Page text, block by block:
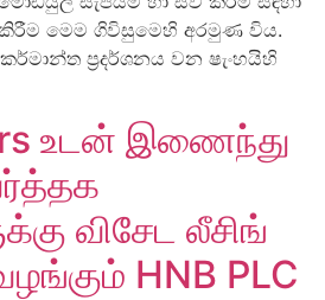
මෙම ගිවිසුමෙහි අරමුණ විය.
ප්‍රදර්ශනය වන ෂැංහයිහි
உடன் இணைந்து
விசேட லீசிங்
HNB PLC